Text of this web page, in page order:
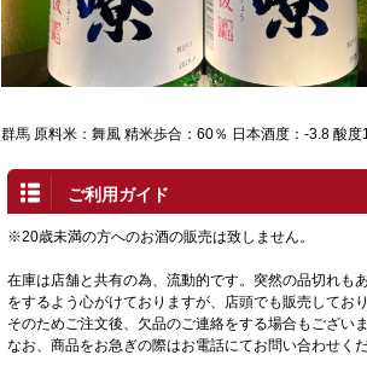
群馬 原料米：舞風 精米歩合：60％ 日本酒度：-3.8 酸度
ご利用ガイド
※20歳未満の方へのお酒の販売は致しません。
在庫は店舗と共有の為、流動的です。突然の品切れも
をするよう心がけておりますが、店頭でも販売してお
そのためご注文後、欠品のご連絡をする場合もござい
なお、商品をお急ぎの際はお電話にてお問い合わせくだ